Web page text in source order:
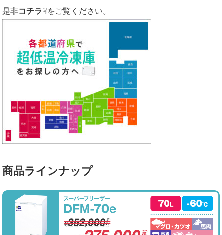
是非コチラ☟をご覧ください。
商品ラインナップ